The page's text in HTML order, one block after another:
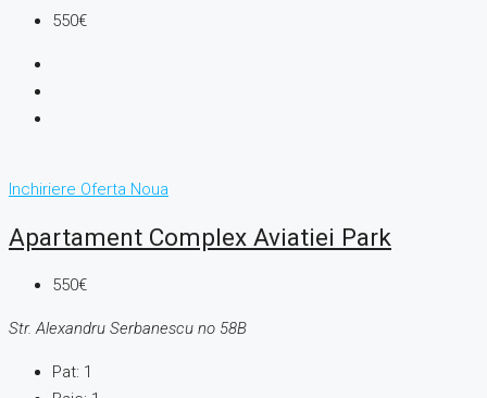
550€
Inchiriere Oferta Noua
Apartament Complex Aviatiei Park
550€
Str. Alexandru Serbanescu no 58B
Pat: 1